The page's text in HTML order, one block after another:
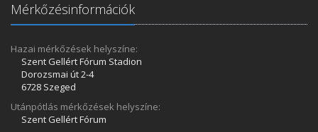
Mérkőzésinformációk
Hazai mérkőzések helyszíne:
Szent Gellért Fórum Stadion
Dorozsmai út 2-4
6728 Szeged
Utánpótlás mérkőzések helyszíne:
Szent Gellért Fórum